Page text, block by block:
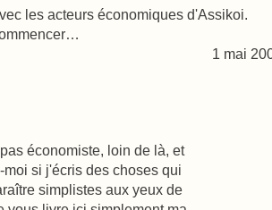
les acteurs économiques d'Assikoi.
1 mai
économiste, loin de là, et
moi si j'écris des choses qui
simplistes aux yeux de